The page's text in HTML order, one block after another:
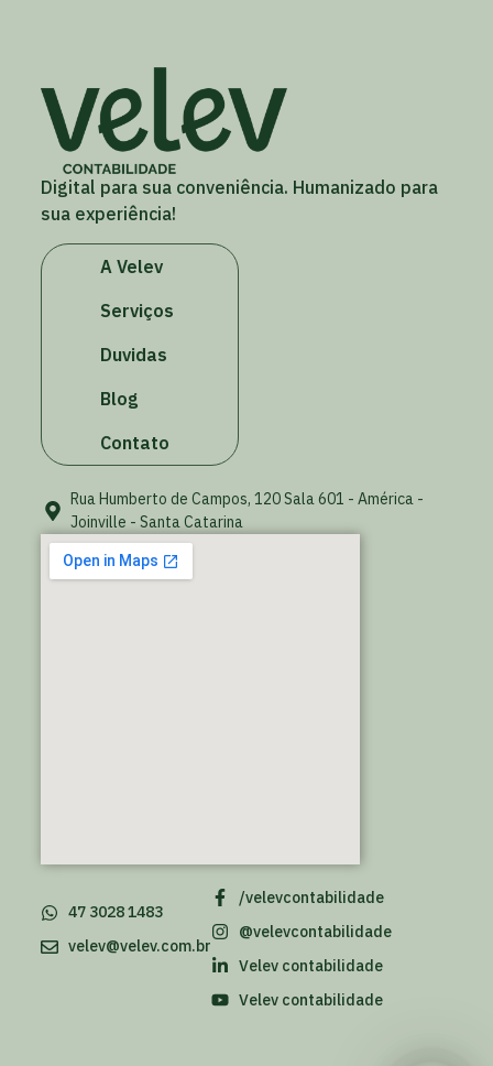
Digital para sua conveniência. Humanizado para
sua experiência!
A Velev
Serviços
Duvidas
Blog
Contato
Rua Humberto de Campos, 120 Sala 601 - América -
Joinville - Santa Catarina
/velevcontabilidade
@velevcontabilidade
Velev contabilidade
Velev contabilidade
47 3028 1483
velev@velev.com.br